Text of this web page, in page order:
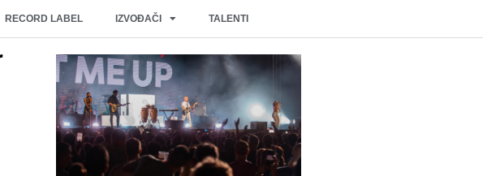
RECORD LABEL IZVOĐAČI TALENTI